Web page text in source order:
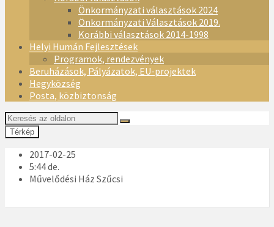
Önkormányzati választások 2024
Önkormányzati Választások 2019.
Korábbi választások 2014-1998
Helyi Humán Fejlesztések
Programok, rendezvények
Beruházások, Pályázatok, EU-projektek
Hegyközség
Posta, közbiztonság
Térkép
2017-02-25
5:44 de.
Művelődési Ház Szűcsi